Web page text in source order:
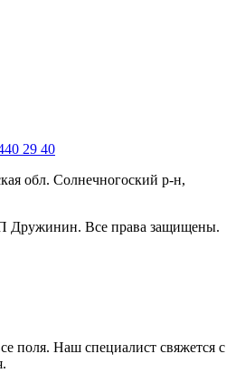
29 40
обл. Солнечногоский р-н,
Дружинин. Все права защищены.
поля. Наш специалист свяжется с